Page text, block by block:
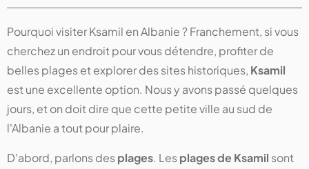
Pourquoi visiter Ksamil en Albanie ? Franchement, si vous
cherchez un endroit pour vous détendre, profiter de
belles plages et explorer des sites historiques, Ksamil
est une excellente option. Nous y avons passé quelques
jours, et on doit dire que cette petite ville au sud de
l'Albanie a tout pour plaire.
D'abord, parlons desplages. Lesplages de Ksamil sont